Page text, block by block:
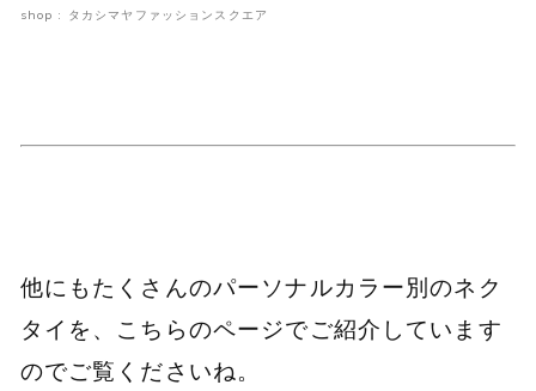
shop : タカシマヤファッションスクエア
他にもたくさんのパーソナルカラー別のネク
タイを、こちらのページでご紹介しています
のでご覧くださいね。